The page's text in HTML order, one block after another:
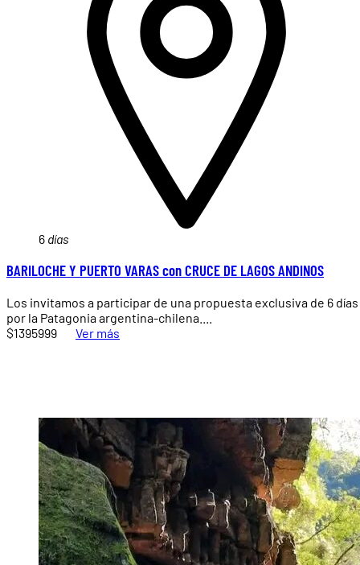
6 días
BARILOCHE Y PUERTO VARAS con CRUCE DE LAGOS ANDINOS
Los invitamos a participar de una propuesta exclusiva de 6 días
por la Patagonia argentina-chilena....
$1395999
Ver más